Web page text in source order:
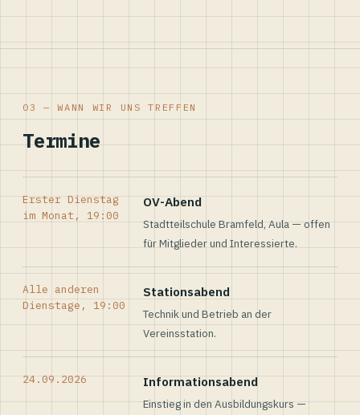
03 — WANN WIR UNS TREFFEN
Termine
Erster Dienstag
im Monat, 19:00
OV-Abend
Stadtteilschule Bramfeld, Aula — offen
für Mitglieder und Interessierte.
Alle anderen
Dienstage, 19:00
Stationsabend
Technik und Betrieb an der
Vereinsstation.
24.09.2026 Informationsabend
Einstieg in den Ausbildungskurs —